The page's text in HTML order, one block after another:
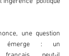
une question
émerge : un